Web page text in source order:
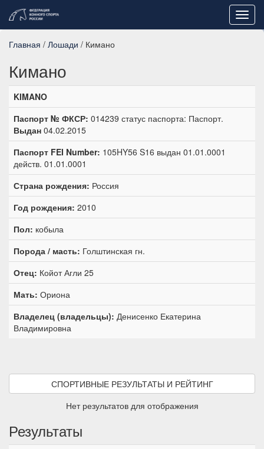
Главная / Лошади / Кимано
Кимано
KIMANO
Паспорт № ФКСР: 014239 статус паспорта: Паспорт.
Выдан 04.02.2015
Паспорт FEI Number: 105HY56 S16 выдан 01.01.0001
действ. 01.01.0001
Страна рождения: Россия
Год рождения: 2010
Пол: кобыла
Порода / масть: Голштинская гн.
Отец: Койот Агли 25
Мать: Ориона
Владелец (владельцы): Денисенко Екатерина
Владимировна
СПОРТИВНЫЕ РЕЗУЛЬТАТЫ И РЕЙТИНГ
Нет результатов для отображения
Результаты